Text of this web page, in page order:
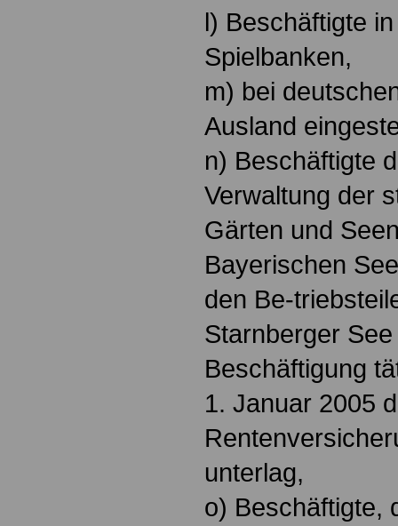
l) Beschäftigte
Spielbanken,
m) bei
Ausland
n) Beschäftigte
Verwaltung der
Gärten und
Bayerischen
den Be-
Starnberger
Beschäftigung
1. Januar 2005
unterlag,
o) Beschäftigte,